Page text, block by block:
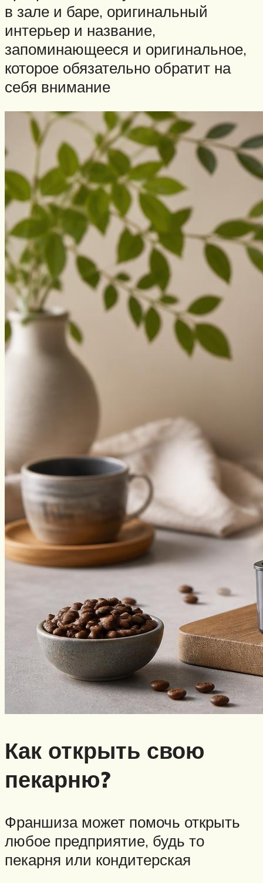
в зале и баре, оригинальный
интерьер и название,
запоминающееся и оригинальное,
которое обязательно обратит на
себя внимание
Как открыть свою
пекарню?
Франшиза может помочь открыть
любое предприятие, будь то
пекарня или кондитерская